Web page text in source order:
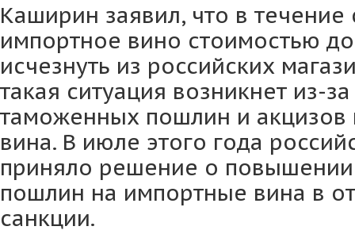
Каширин заявил, что в
импортное вино стоимостью
исчезнуть из российских
такая ситуация возникнет из-
таможенных пошлин и акцизов
вина. В июле этого года
приняло решение о
пошлин на импортные вина в
санкции.